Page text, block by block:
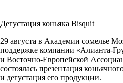
Дегустация коньяка Bisquit
29 августа в Академии сомелье
поддержке компании «Алианта-
и Восточно-Европейской
состоялась презентация
и дегустация его продукции.